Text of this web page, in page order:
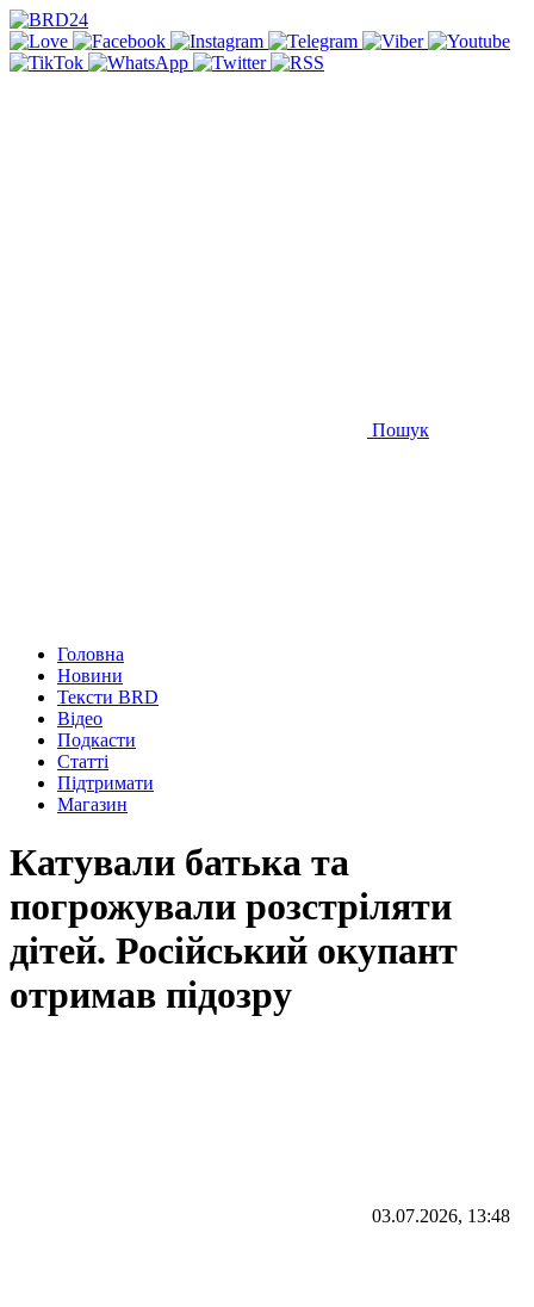
Пошук
Головна
Новини
Тексти BRD
Відео
Подкасти
Статті
Підтримати
Магазин
Катували батька та
погрожували розстріляти
дітей. Російський окупант
отримав підозру
03.07.2026, 13:48